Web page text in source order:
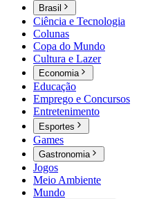
Brasil
Ciência e Tecnologia
Colunas
Copa do Mundo
Cultura e Lazer
Economia
Educação
Emprego e Concursos
Entretenimento
Esportes
Games
Gastronomia
Jogos
Meio Ambiente
Mundo